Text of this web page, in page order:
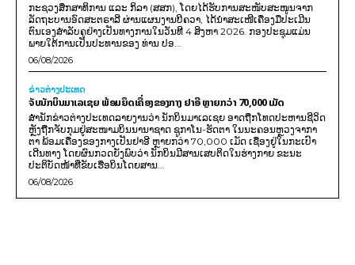
ກະຊວງສຶກສາທິການ ແລະ ກິລາ (ສສກ), ໂດຍໄດ້ຮັບການສະໜັບສະໜູນຈາກ
ລັດຖະບານອົດສະຕຣາລີ ຜ່ານແຜນງານບີຄວາ, ໄດ້ນຳສະເໜີເຄື່ອງມືປະເມີນ
ຕົນເອງສຳລັບຄູຢ່າງເປັນທາງການໃນວັນທີ 4 ສິງຫາ 2026. ກອງປະຊຸມແມ່ນ
ພາຍໃຕ້ການເປັນປະທານຂອງ ທ່ານ ປອ...
06/08/2026
ຂ່າວຕ່າງປະເທດ
ຈັບນັກບິນມາເລເຊຍ ພ້ອມຍຶດເຄື່ອງຂອງກາງ ຢາອີ ຫຼາຍກວ່າ 70,000 ເມັດ
ສຳນັກຂ່າວຕ່າງປະເທດລາຍງານວ່າ ນັກບິນມາເລເຊຍ ອາດຖືກໂທດປະຫານຊີວິດ
ຫຼັງຖືກຈັບກຸມຢູ່ສະໜາມບິນນານາຊາດ ຊູກາໂນ-ຮັດຕາ ໃນນະຄອນຫຼວງຈາກາ
ຕາ ພ້ອມເຄື່ອງຂອງກາງເປັນຢາອີ ຫຼາຍກວ່າ 70,000 ເມັດ ເຊື່ອງຢູ່ໃນກະເປົາ
ເດີນທາງ ໂດຍຜົນກວດຍັງພົບວ່າ ນັກບິນມີສານເສບຕິດໃນຮ່າງກາຍ ຂະນະ
ປະຕິບັດໜ້າທີ່ຂັບເຮືອບິນໂດຍສານ...
06/08/2026